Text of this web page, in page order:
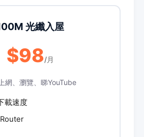
光纖入屋
$98/月
網、瀏覽、睇YouTube
載速度